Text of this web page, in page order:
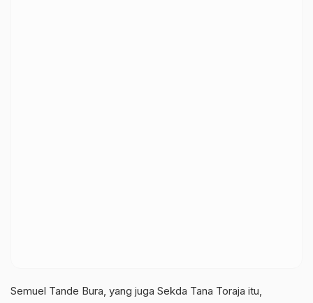
Semuel Tande Bura, yang juga Sekda Tana Toraja itu,